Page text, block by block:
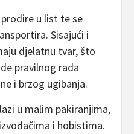
u list te se
Sisajući i
djelatnu tvar, što
pravilnog rada
i brzog ugibanja.
u malim pakiranjima,
i hobistima.